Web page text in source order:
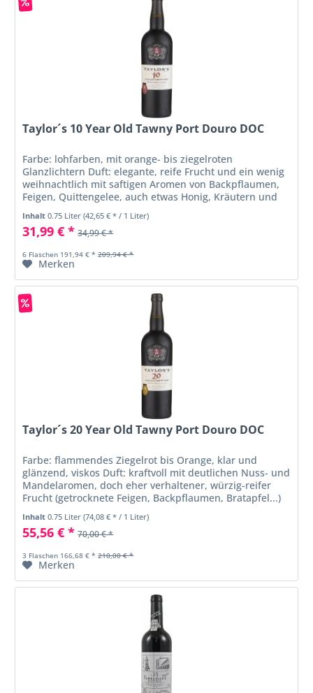
Taylor´s 10 Year Old Tawny Port Douro DOC
Farbe: lohfarben, mit orange- bis ziegelroten
Glanzlichtern Duft: elegante, reife Frucht und ein wenig
weihnachtlich mit saftigen Aromen von Backpflaumen,
Feigen, Quittengelee, auch etwas Honig, Kräutern und
braunen Gewürzen Geschmack:...
Inhalt0.75 Liter(42,65 € * / 1 Liter)
31,99 € * 34,99 € *
6 Flaschen 191,94 € * 209,94 € *
Merken
Taylor´s 20 Year Old Tawny Port Douro DOC
Farbe: flammendes Ziegelrot bis Orange, klar und
glänzend, viskos Duft: kraftvoll mit deutlichen Nuss- und
Mandelaromen, doch eher verhaltener, würzig-reifer
Frucht (getrocknete Feigen, Backpflaumen, Bratapfel...)
Geschmack: saftig mit...
Inhalt0.75 Liter(74,08 € * / 1 Liter)
55,56 € * 70,00 € *
3 Flaschen 166,68 € * 210,00 € *
Merken